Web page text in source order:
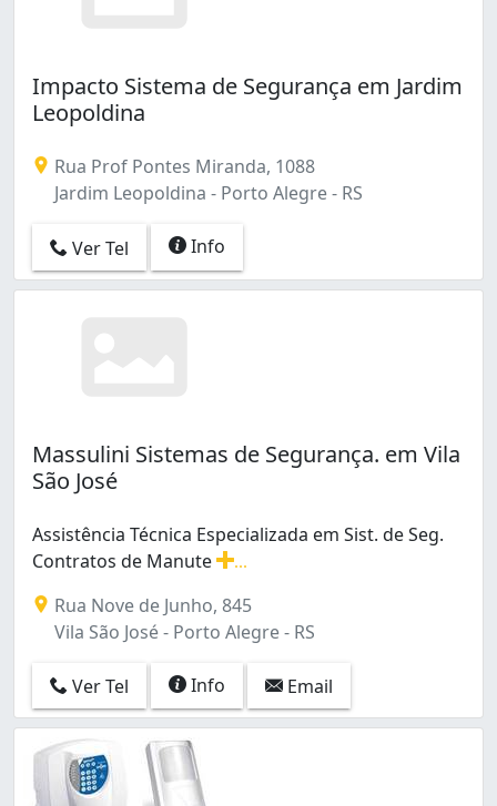
Impacto Sistema de Segurança em Jardim
Leopoldina
Rua Prof Pontes Miranda, 1088
Jardim Leopoldina - Porto Alegre - RS
Ver Tel Info
Massulini Sistemas de Segurança. em Vila
São José
Assistência Técnica Especializada em Sist. de Seg.
Contratos de Manute
Rua Nove de Junho, 845
Vila São José - Porto Alegre - RS
Ver Tel Info Email